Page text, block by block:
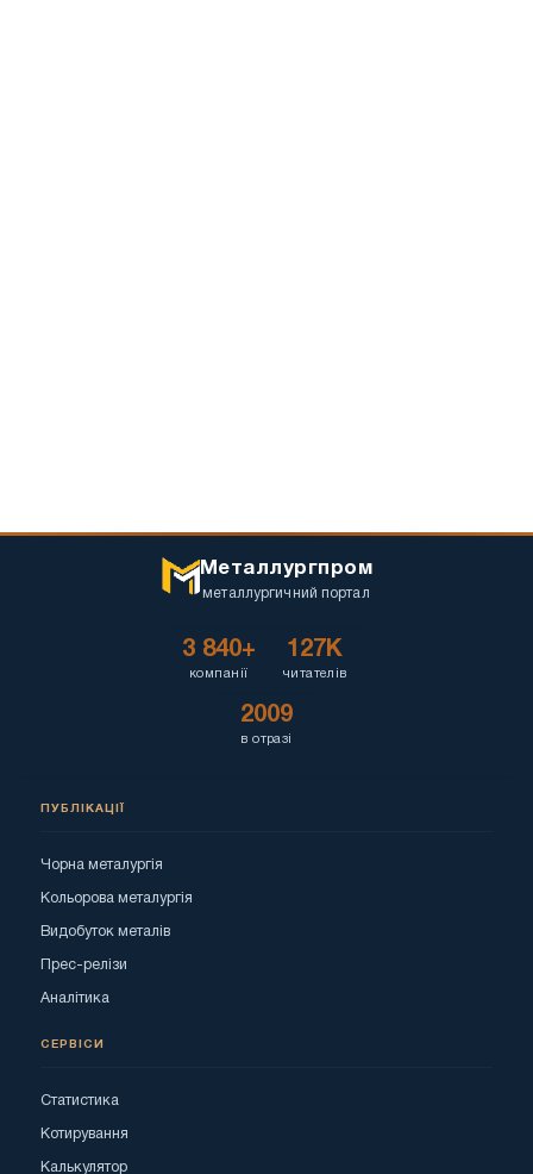
Металлургпром
металлургичний портал
3 840+
компанії
127K
читателів
2009
в отразі
ПУБЛІКАЦІЇ
Чорна металургія
Кольорова металургія
Видобуток металів
Прес-релізи
Аналітика
СЕРВІСИ
Статистика
Котирування
Калькулятор